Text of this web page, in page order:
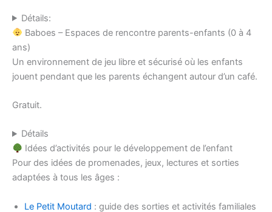
Détails:
Baboes – Espaces de rencontre parents-enfants (0 à 4
ans)
Un environnement de jeu libre et sécurisé où les enfants
jouent pendant que les parents échangent autour d’un café.
Gratuit.
Détails
Idées d’activités pour le développement de l’enfant
Pour des idées de promenades, jeux, lectures et sorties
adaptées à tous les âges :
Le Petit Moutard : guide des sorties et activités familiales